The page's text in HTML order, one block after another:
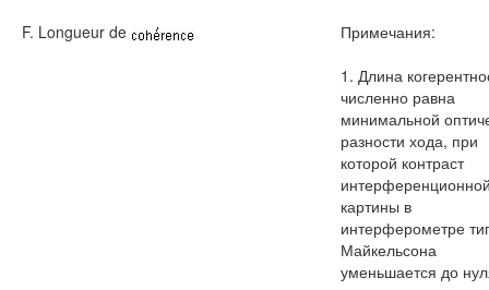
F. Longueur de
Примечания:
1. Длина
численно равна
минимальной
разности хода, при
которой контраст
картины в
интерферометре
Майкельсона
уменьшается до